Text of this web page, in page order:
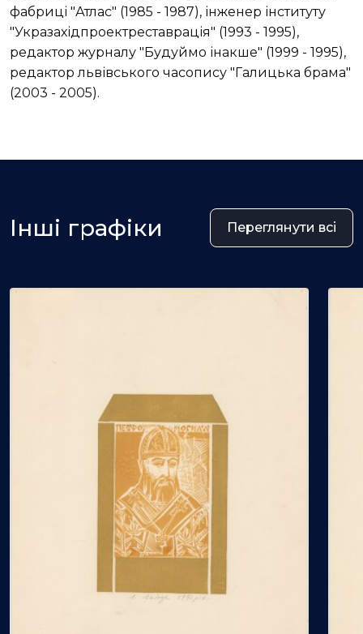
фабриці "Атлас" (1985 - 1987), інженер інституту
"Укразахідпроектреставрація" (1993 - 1995),
редактор журналу "Будуймо інакше" (1999 - 1995),
редактор львівського часопису "Галицька брама"
(2003 - 2005).
Інші графіки Переглянути всі